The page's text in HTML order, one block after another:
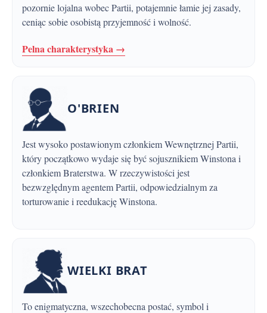
pozornie lojalna wobec Partii, potajemnie łamie jej zasady,
ceniąc sobie osobistą przyjemność i wolność.
Pelna charakterystyka →
O'BRIEN
Jest wysoko postawionym członkiem Wewnętrznej Partii,
który początkowo wydaje się być sojusznikiem Winstona i
członkiem Braterstwa. W rzeczywistości jest
bezwzględnym agentem Partii, odpowiedzialnym za
torturowanie i reedukację Winstona.
WIELKI BRAT
To enigmatyczna, wszechobecna postać, symbol i